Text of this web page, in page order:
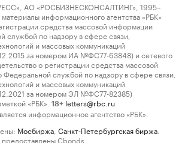
АО «РОСБИЗНЕСКОНСАЛТИНГ», 1995–
информационного агентства «РБК»
средства массовой информации
службой по надзору в сфере связи,
и массовых коммуникаций
за номером ИА №ФС77-63848) и сетевого
о регистрации средства массовой
службой по надзору в сфере связи,
и массовых коммуникаций
за номером ЭЛ №ФС77-82385)
«РБК».
18+ letters@rbc.ru
информационное агентство «РБК».
Мосбиржа Санкт-Петербургская биржа
Cbonds.